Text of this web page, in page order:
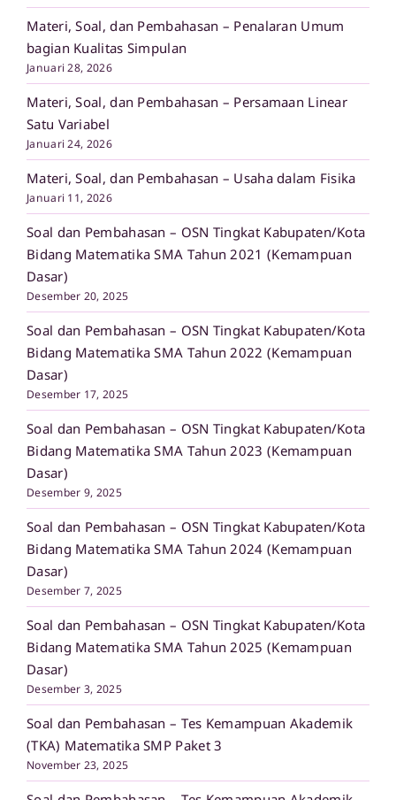
Materi, Soal, dan Pembahasan – Penalaran Umum
bagian Kualitas Simpulan
Januari 28, 2026
Materi, Soal, dan Pembahasan – Persamaan Linear
Satu Variabel
Januari 24, 2026
Materi, Soal, dan Pembahasan – Usaha dalam Fisika
Januari 11, 2026
Soal dan Pembahasan – OSN Tingkat Kabupaten/Kota
Bidang Matematika SMA Tahun 2021 (Kemampuan
Dasar)
Desember 20, 2025
Soal dan Pembahasan – OSN Tingkat Kabupaten/Kota
Bidang Matematika SMA Tahun 2022 (Kemampuan
Dasar)
Desember 17, 2025
Soal dan Pembahasan – OSN Tingkat Kabupaten/Kota
Bidang Matematika SMA Tahun 2023 (Kemampuan
Dasar)
Desember 9, 2025
Soal dan Pembahasan – OSN Tingkat Kabupaten/Kota
Bidang Matematika SMA Tahun 2024 (Kemampuan
Dasar)
Desember 7, 2025
Soal dan Pembahasan – OSN Tingkat Kabupaten/Kota
Bidang Matematika SMA Tahun 2025 (Kemampuan
Dasar)
Desember 3, 2025
Soal dan Pembahasan – Tes Kemampuan Akademik
(TKA) Matematika SMP Paket 3
November 23, 2025